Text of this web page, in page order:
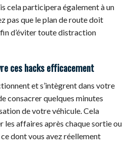
cela participera également à un
pas que le plan de route doit
d’éviter toute distraction
ces hacks efficacement
et s’intègrent dans votre
consacrer quelques minutes
de votre véhicule. Cela
les affaires après chaque sortie ou
dont vous avez réellement